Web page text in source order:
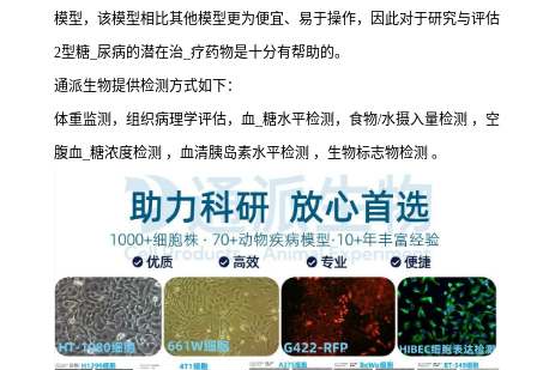
模型，该模型相比其他模型更为便宜、易于操作，因此对于研究与评估
2型糖_尿病的潜在治_疗药物是十分有帮助的。
通派生物提供检测方式如下：
体重监测，组织病理学评估，血_糖水平检测，食物/水摄入量检测 ，空
腹血_糖浓度检测 ，血清胰岛素水平检测 ，生物标志物检测 。